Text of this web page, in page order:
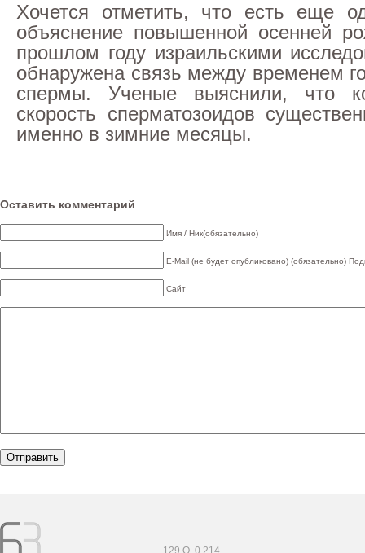
Хочется отметить, что есть еще
объяснение повышенной осенней
прошлом году израильскими
обнаружена связь между временем
спермы. Ученые выяснили, что
скорость сперматозоидов
именно в зимние месяцы.
Оставить комментарий
Имя / Ник(обязательно)
E-Mail (не будет опубликовано) (обязательно)
Сайт
129 Q. 0,214